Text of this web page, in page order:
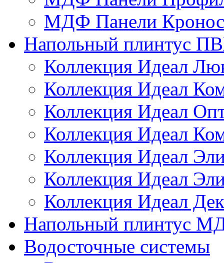
МДФ Панели
Напольный плинтус
Коллекция Идеал
Коллекция Идеал
Коллекция Идеал
Коллекция Идеал
Коллекция Идеал
Коллекция Идеал
Коллекция Идеал
Напольный плинтус
Водосточные системы